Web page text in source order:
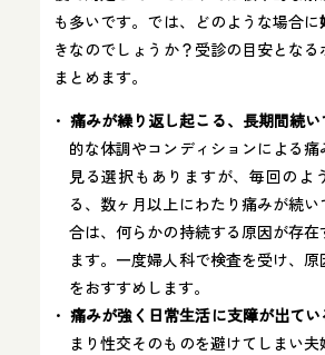
も多いです。では、どのような場合に
きなのでしょうか？受診の目安とな
まとめます。
痛みが繰り返し起こる、長期間続
的な体調やコンディションによる
見る選択もありますが、毎回のよ
る、数ヶ月以上にわたり痛みが続
合は、何らかの持続する原因が存在
ます。一度婦人科で検査を受け、
をおすすめします。
痛みが強く日常生活に支障が出てい
まり性交そのものを避けてしまい